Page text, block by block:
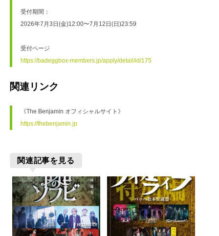
受付期間：
2026年7月3日(金)12:00〜7月12日(日)23:59
受付ページ
https://badeggbox-members.jp/apply/detail/id/175
関連リンク
《The Benjamin オフィシャルサイト》
https://thebenjamin.jp
関連記事を見る